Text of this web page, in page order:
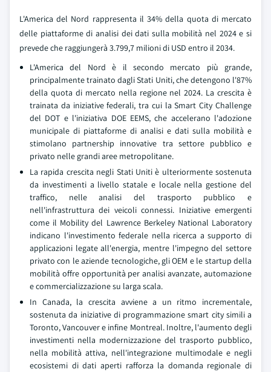
L'America del Nord rappresenta il 34% della quota di mercato
delle piattaforme di analisi dei dati sulla mobilità nel 2024 e si
prevede che raggiungerà 3.799,7 milioni di USD entro il 2034.
L'America del Nord è il secondo mercato più grande,
principalmente trainato dagli Stati Uniti, che detengono l'87%
della quota di mercato nella regione nel 2024. La crescita è
trainata da iniziative federali, tra cui la Smart City Challenge
del DOT e l'iniziativa DOE EEMS, che accelerano l'adozione
municipale di piattaforme di analisi e dati sulla mobilità e
stimolano partnership innovative tra settore pubblico e
privato nelle grandi aree metropolitane.
La rapida crescita negli Stati Uniti è ulteriormente sostenuta
da investimenti a livello statale e locale nella gestione del
traffico, nelle analisi del trasporto pubblico e
nell'infrastruttura dei veicoli connessi. Iniziative emergenti
come il Mobility del Lawrence Berkeley National Laboratory
indicano l'investimento federale nella ricerca a supporto di
applicazioni legate all'energia, mentre l'impegno del settore
privato con le aziende tecnologiche, gli OEM e le startup della
mobilità offre opportunità per analisi avanzate, automazione
e commercializzazione su larga scala.
In Canada, la crescita avviene a un ritmo incrementale,
sostenuta da iniziative di programmazione smart city simili a
Toronto, Vancouver e infine Montreal. Inoltre, l'aumento degli
investimenti nella modernizzazione del trasporto pubblico,
nella mobilità attiva, nell'integrazione multimodale e negli
ecosistemi di dati aperti rafforza la domanda regionale di